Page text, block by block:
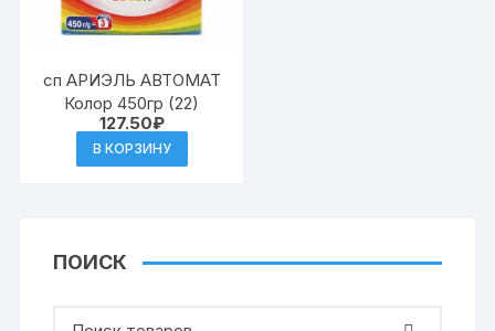
сп АРИЭЛЬ АВТОМАТ
Колор 450гр (22)
127.50₽
В КОРЗИНУ
ПОИСК